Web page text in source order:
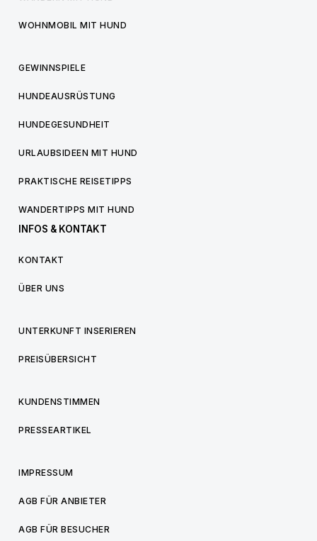
WOHNMOBIL MIT HUND
GEWINNSPIELE
HUNDEAUSRÜSTUNG
HUNDEGESUNDHEIT
URLAUBSIDEEN MIT HUND
PRAKTISCHE REISETIPPS
WANDERTIPPS MIT HUND
INFOS & KONTAKT
KONTAKT
ÜBER UNS
UNTERKUNFT INSERIEREN
PREISÜBERSICHT
KUNDENSTIMMEN
PRESSEARTIKEL
IMPRESSUM
AGB FÜR ANBIETER
AGB FÜR BESUCHER